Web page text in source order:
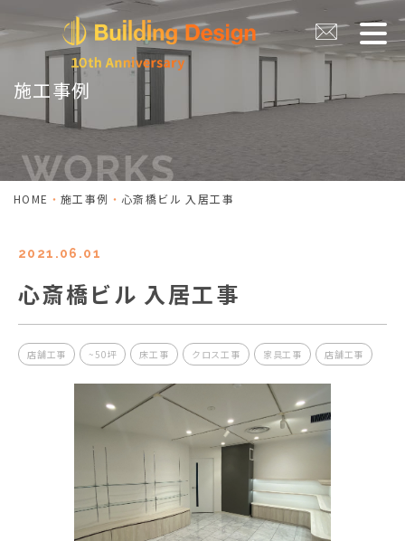
施工事例
HOME 施工事例 心斎橋ビル 入居工事
2021.06.01
心斎橋ビル 入居工事
店舗工事 ~50坪 床工事 クロス工事 家具工事 店舗工事